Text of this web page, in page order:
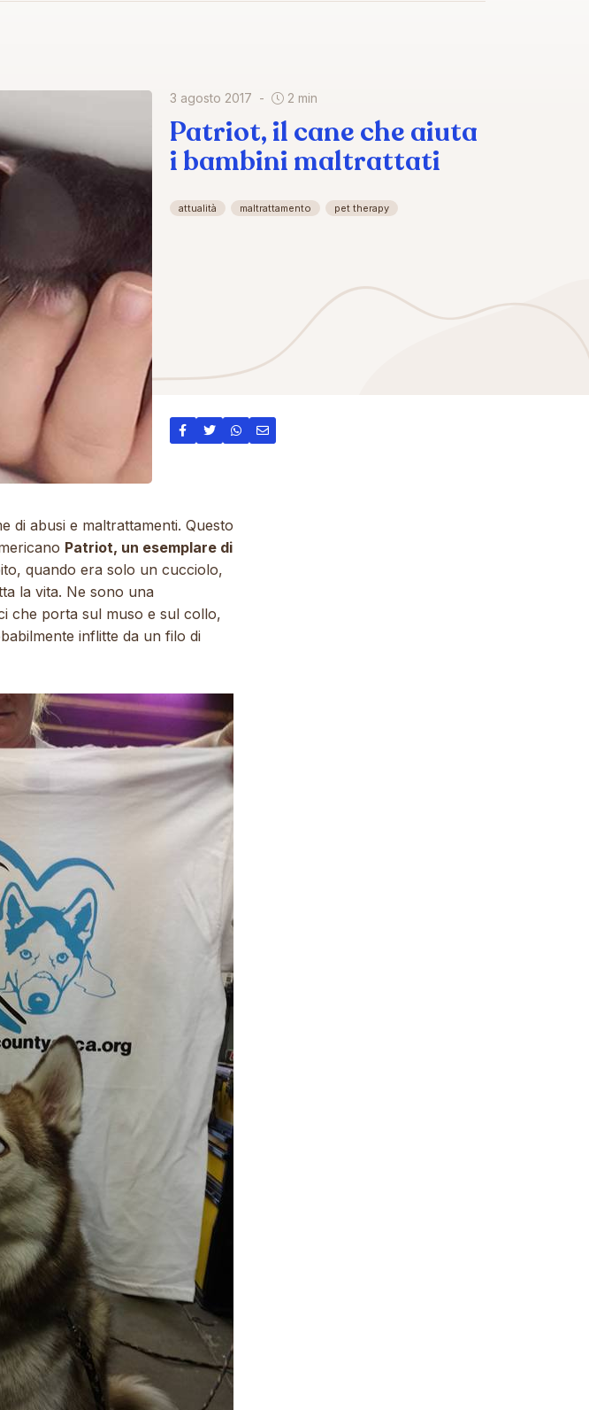
3 agosto 2017 2 min
Patriot, il cane che aiuta
i bambini maltrattati
attualità maltrattamento pet therapy
di abusi e maltrattamenti. Questo
Patriot, un esemplare di
quando era solo un cucciolo,
la vita. Ne sono una
che porta sul muso e sul collo,
inflitte da un filo di